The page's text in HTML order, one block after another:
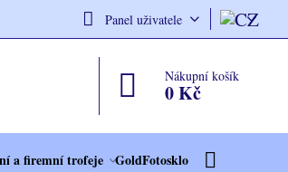
Panel uživatele
Nákupní košík
0 Kč
a firemní trofeje GoldFotosklo